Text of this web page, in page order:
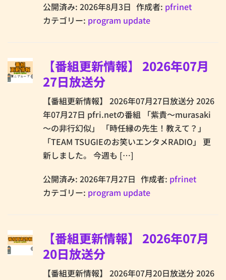
公開済み: 2026年8月3日 作成者: pfrinet
カテゴリー: program update
【番組更新情報】 2026年07月
27日放送分
【番組更新情報】 2026年07月27日放送分 2026
年07月27日 pfri.netの番組 「紫貴～murasaki
～の非行幻似」 「時任縁の先生！教えて？」
「TEAM TSUGIEのお笑いエンタメRADIO」 更
新しました。 今週も […]
公開済み: 2026年7月27日 作成者: pfrinet
カテゴリー: program update
【番組更新情報】 2026年07月
20日放送分
【番組更新情報】 2026年07月20日放送分 2026